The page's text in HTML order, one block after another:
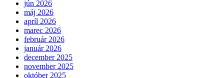
jún 2026
máj 2026
apríl 2026
marec 2026
február 2026
január 2026
december 2025
november 2025
október 2025